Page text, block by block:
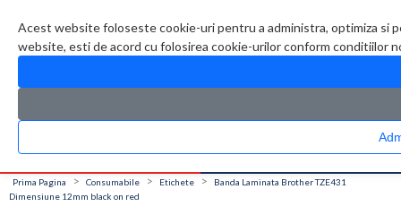
Acest website foloseste cookie-uri pentru a administra, optimiza si
website, esti de acord cu folosirea cookie-urilor conform conditiilor
0 produs(e)
CATALOG PRODUSE
Prima Pagina > Consumabile > Etichete >
Banda Laminata Brother TZE431
Dimensiune 12mm black on red